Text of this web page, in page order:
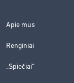
Apie mus
Renginiai
„Spiečiai“